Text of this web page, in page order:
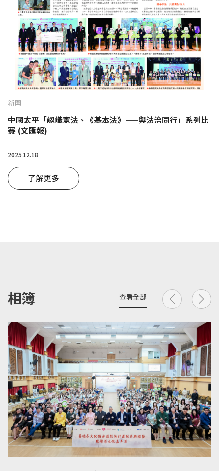
新聞
中國太平「認識憲法、《基本法》——與法治同行」系列比
賽 (文匯報)
2025.12.18
了解更多
相簿 查看全部